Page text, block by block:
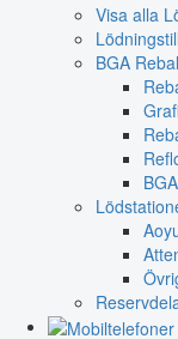
Visa alla
BGA